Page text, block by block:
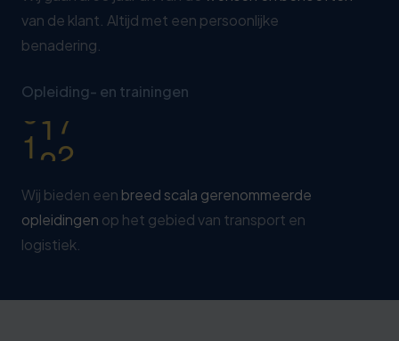
van de klant. Altijd met een persoonlijke
benadering.
Opleiding- en trainingen
0
1
1
2
3
4
8
3
8
3
8
Wij bieden een breed scala gerenommeerde
opleidingen op het gebied van transport en
logistiek.